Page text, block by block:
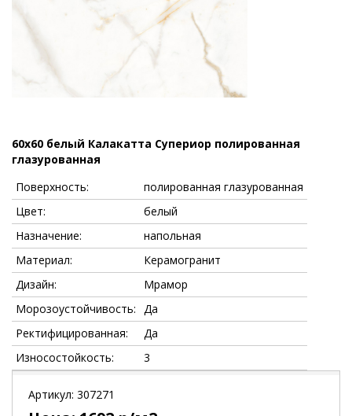
60x60 белый Калакатта Супериор полированная
глазурованная
Поверхность:
полированная глазурованная
Цвет:
белый
Назначение:
напольная
Материал:
Керамогранит
Дизайн:
Мрамор
Морозоустойчивость:
Да
Ректифицированная:
Да
Износостойкость:
3
Артикул: 307271